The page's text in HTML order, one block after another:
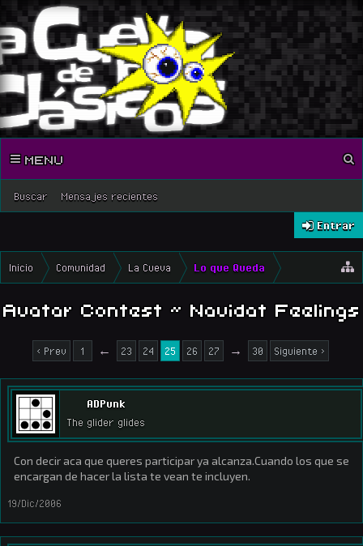
Buscar Mensajes recientes
MENU
Entrar
Inicio Comunidad La Cueva Lo que Queda
Avatar Contest ~ Navidat Feelings
< Prev 1 ← 23 24 25 26 27 → 30 Siguiente >
ADPunk
The glider glides
Con decir aca que queres participar ya alcanza.Cuando los que se
encargan de hacer la lista te vean te incluyen.
19/Dic/2006